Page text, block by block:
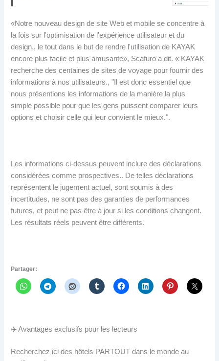
«Notre nouveau design de site Web et mobile se concentre à
la fois sur l'optimisation de l'expérience utilisateur et du
design., le tout dans le but de rendre l'utilisation de KAYAK
encore plus facile et plus amusante», Scafuro a dit. « KAYAK
recherche des centaines de sites de voyage pour fournir des
informations à nos utilisateurs., "Il est donc essentiel que
nous présentions les informations de la manière la plus
simple possible pour que les gens puissent comparer leurs
options et choisir celle qui leur convient le mieux.".
Les informations ci-dessus peuvent inclure des déclarations
considérées comme prospectives.. De telles déclarations
représentent le jugement actuel, sont soumis à des
incertitudes, ne sont pas des garanties de performances
futures, et peut ne pas être à jour si les conditions changent.
Les résultats réels peuvent être différents.
Partager:
✈️ Avantages exclusifs pour les lecteurs
Recherchez ici des hôtels PARTOUT dans le monde au